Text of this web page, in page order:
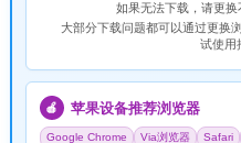
如果无法下载，请更换
大部分下载问题都可以通过更换
试使用
🍎 苹果设备推荐浏览器
Google Chrome Via浏览器 Safari